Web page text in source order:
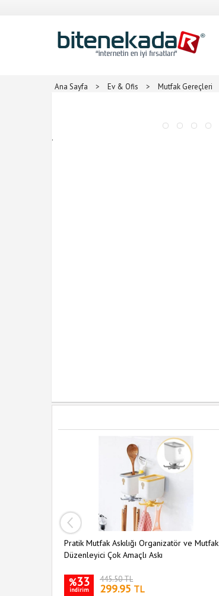
Ana Sayfa > Ev & Ofis > Mutfak Gereçleri
.
Pratik Mutfak Askılığı Organizatör ve Mutfak
Düzenleyici Çok Amaçlı Askı
%33
indirim
445.50 TL
299.95 TL